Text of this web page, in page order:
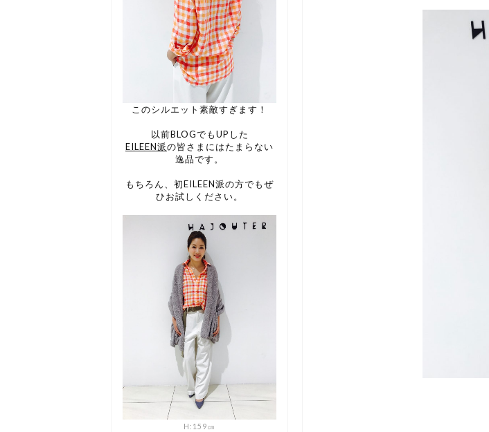
このシルエット素敵すぎます！
以前BLOGでもUPした
EILEEN派の皆さまにはたまらない
逸品です。
もちろん、初EILEEN派の方でもぜ
ひお試しください。
H:159㎝